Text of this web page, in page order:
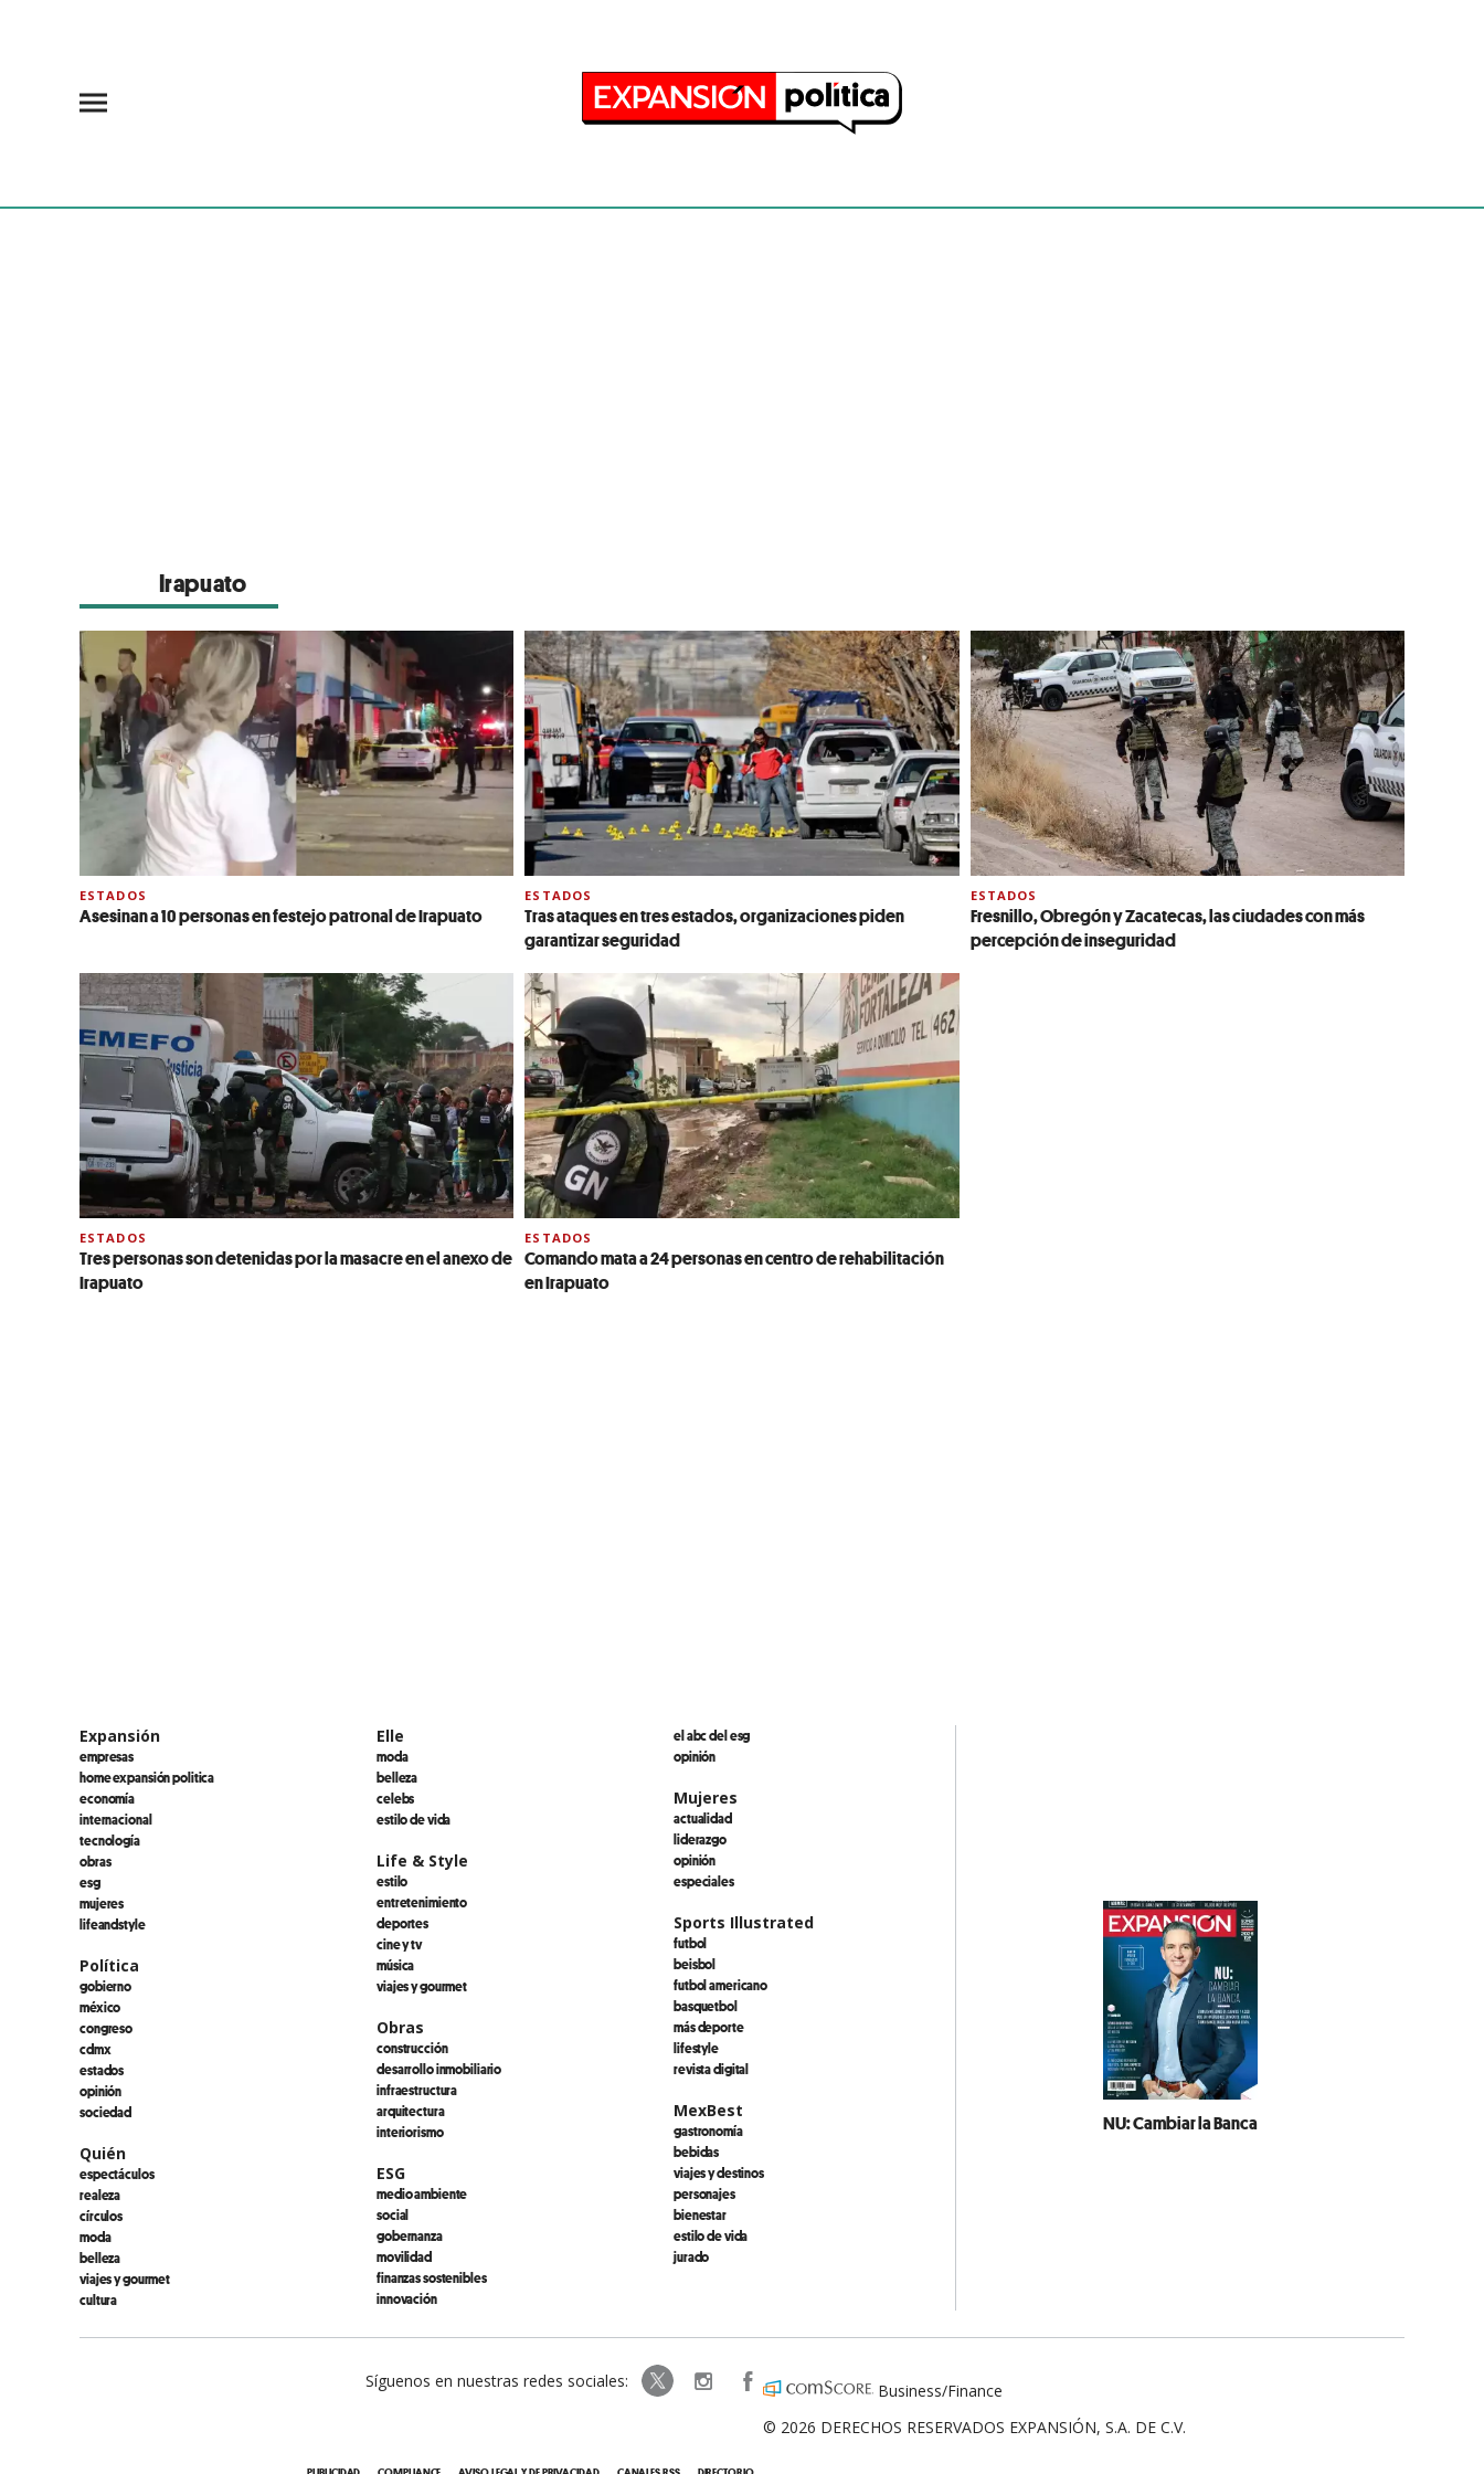
Irapuato
ESTADOS
Asesinan a 10 personas en festejo patronal de Irapuato
ESTADOS
Tras ataques en tres estados, organizaciones piden
garantizar seguridad
ESTADOS
Fresnillo, Obregón y Zacatecas, las ciudades con más
percepción de inseguridad
ESTADOS
Tres personas son detenidas por la masacre en el anexo de
Irapuato
ESTADOS
Comando mata a 24 personas en centro de rehabilitación
en Irapuato
Expansión
empresas
home expansión politica
economía
internacional
tecnología
obras
esg
mujeres
lifeandstyle
Política
gobierno
méxico
congreso
cdmx
estados
opinión
sociedad
Quién
espectáculos
realeza
círculos
moda
belleza
viajes y gourmet
cultura
Elle
moda
belleza
celebs
estilo de vida
Life & Style
estilo
entretenimiento
deportes
cine y tv
música
viajes y gourmet
Obras
construcción
desarrollo inmobiliario
infraestructura
arquitectura
interiorismo
ESG
medio ambiente
social
gobernanza
movilidad
finanzas sostenibles
innovación
el abc del esg
opinión
Mujeres
actualidad
liderazgo
opinión
especiales
Sports Illustrated
futbol
beisbol
futbol americano
basquetbol
más deporte
lifestyle
revista digital
MexBest
gastronomía
bebidas
viajes y destinos
personajes
bienestar
estilo de vida
jurado
NU: Cambiar la Banca
Síguenos en nuestras redes sociales: expansionpolitica
ExpansionPoliticaBusiness/Finance
© 2026 DERECHOS RESERVADOS EXPANSIÓN, S.A. DE C.V.